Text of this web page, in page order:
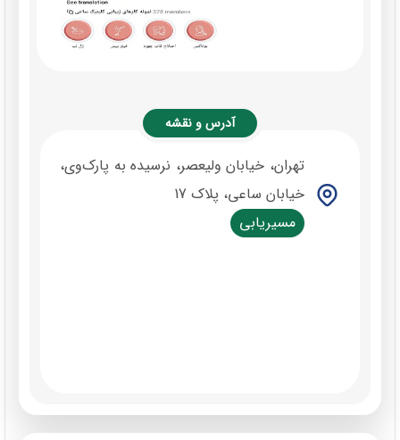
آدرس و نقشه
تهران، خیابان ولیعصر، نرسیده به پارک‌وی،
خیابان ساعی، پلاک 17
مسیریابی